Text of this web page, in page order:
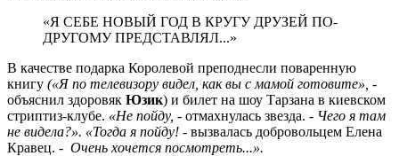
«Я СЕБЕ НОВЫЙ ГОД В КРУГУ ДРУЗЕЙ ПО-
ДРУГОМУ ПРЕДСТАВЛЯЛ...»
В качестве подарка Королевой преподнесли поваренную
книгу («Я по телевизору видел, как вы с мамой готовите», -
объяснил здоровяк Юзик) и билет на шоу Тарзана в киевском
стриптиз-клубе. «Не пойду, - отмахнулась звезда. - Чего я там
не видела?». «Тогда я пойду! - вызвалась добровольцем Еле­на
Кравец. - Очень хочется посмотреть...».